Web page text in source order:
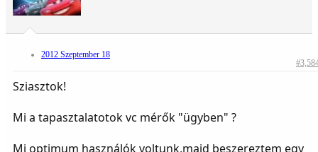
2012 Szeptember 18
Sziasztok!
Mi a tapasztalatotok vc mérők "ügyben" ?
Mi optimum használók voltunk,majd beszereztem egy